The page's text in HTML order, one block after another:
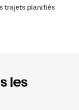
trajets planifiés
les